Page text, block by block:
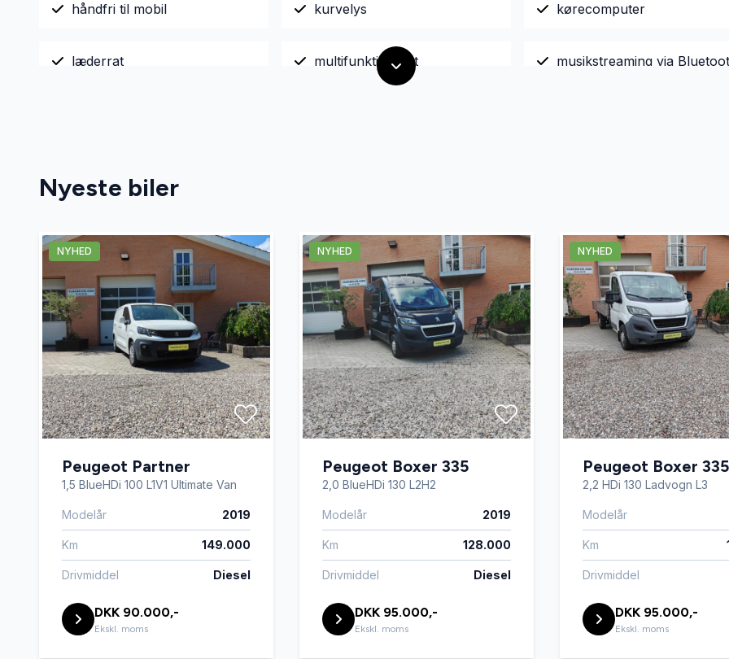
håndfri til mobil kurvelys kørecomputer
læderrat multifunktionsrat musikstreaming via
Nyeste biler
NYHED
Peugeot Partner
1,5 BlueHDi 100 L1V1 Ultimate Van
Modelår 2019
Km 149.000
Drivmiddel Diesel
DKK 90.000,-
Ekskl. moms
NYHED
Peugeot Boxer 335
2,0 BlueHDi 130 L2H2
Modelår 2019
Km 128.000
Drivmiddel Diesel
DKK 95.000,-
Ekskl. moms
NYHED
Peugeot Boxer 335
2,2 HDi 130 Ladvogn L3
Modelår
Km
Drivmiddel
DKK 95.000,-
Ekskl. moms